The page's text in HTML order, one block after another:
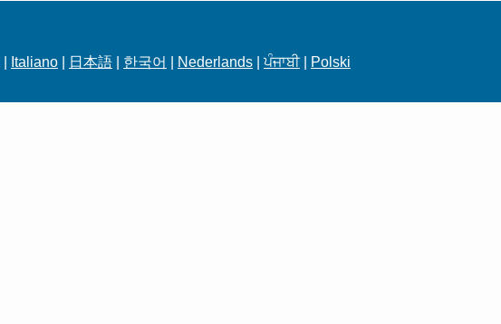
Italiano 日本語 한국어 Nederlands |ਪੰਜਾਬੀ|
Polski